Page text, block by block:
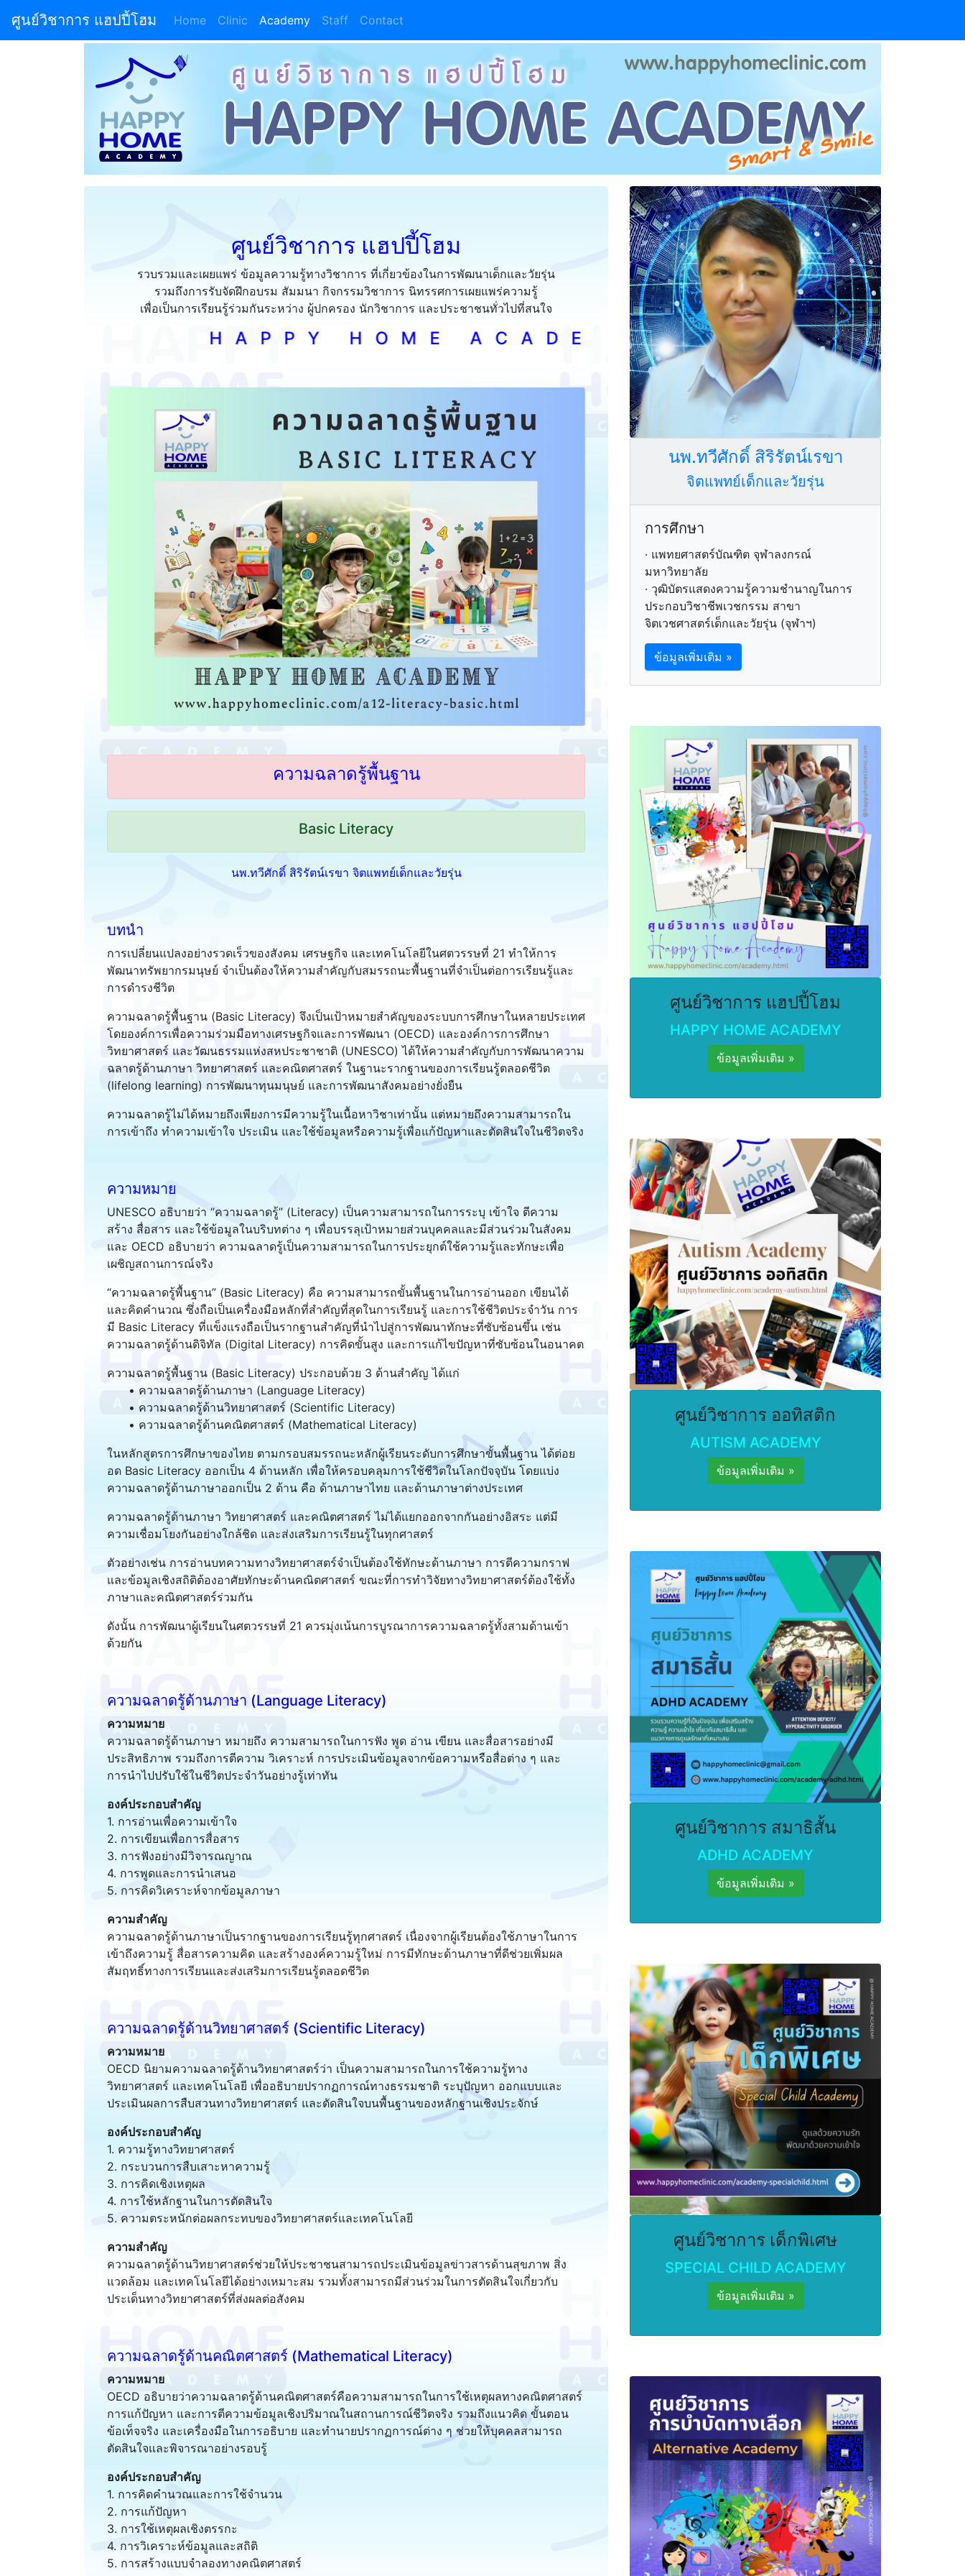
ศูนย์วิชาการ แฮปปี้โฮม Home (current)
Clinic Academy Staff Contact
ศูนย์วิชาการ แฮปปี้โฮม
รวบรวมและเผยแพร่ ข้อมูลความรู้ทางวิชาการ ที่เกี่ยวข้องในการพัฒนาเด็กและวัยรุ่น
รวมถึงการรับจัดฝึกอบรม สัมมนา กิจกรรมวิชาการ นิทรรศการเผยแพร่ความรู้
เพื่อเป็นการเรียนรู้ร่วมกันระหว่าง ผู้ปกครอง นักวิชาการ และประชาชนทั่วไปที่สนใจ
H A P P Y H O M E A C A D E M Y
ความฉลาดรู้พื้นฐาน
Basic Literacy
นพ.ทวีศักดิ์ สิริรัตน์เรขา จิตแพทย์เด็กและวัยรุ่น
บทนำ
การเปลี่ยนแปลงอย่างรวดเร็วของสังคม เศรษฐกิจ และเทคโนโลยีในศตวรรษที่ 21 ทำให้การ
พัฒนาทรัพยากรมนุษย์ จำเป็นต้องให้ความสำคัญกับสมรรถนะพื้นฐานที่จำเป็นต่อการเรียนรู้และ
การดำรงชีวิต
ความฉลาดรู้พื้นฐาน (Basic Literacy) จึงเป็นเป้าหมายสำคัญของระบบการศึกษาในหลายประเทศ
โดยองค์การเพื่อความร่วมมือทางเศรษฐกิจและการพัฒนา (OECD) และองค์การการศึกษา
วิทยาศาสตร์ และวัฒนธรรมแห่งสหประชาชาติ (UNESCO) ได้ให้ความสำคัญกับการพัฒนาความ
ฉลาดรู้ด้านภาษา วิทยาศาสตร์ และคณิตศาสตร์ ในฐานะรากฐานของการเรียนรู้ตลอดชีวิต
(lifelong learning) การพัฒนาทุนมนุษย์ และการพัฒนาสังคมอย่างยั่งยืน
ความฉลาดรู้ไม่ได้หมายถึงเพียงการมีความรู้ในเนื้อหาวิชาเท่านั้น แต่หมายถึงความสามารถใน
การเข้าถึง ทำความเข้าใจ ประเมิน และใช้ข้อมูลหรือความรู้เพื่อแก้ปัญหาและตัดสินใจในชีวิตจริง
ความหมาย
UNESCO อธิบายว่า “ความฉลาดรู้” (Literacy) เป็นความสามารถในการระบุ เข้าใจ ตีความ
สร้าง สื่อสาร และใช้ข้อมูลในบริบทต่าง ๆ เพื่อบรรลุเป้าหมายส่วนบุคคลและมีส่วนร่วมในสังคม
และ OECD อธิบายว่า ความฉลาดรู้เป็นความสามารถในการประยุกต์ใช้ความรู้และทักษะเพื่อ
เผชิญสถานการณ์จริง
“ความฉลาดรู้พื้นฐาน” (Basic Literacy) คือ ความสามารถขั้นพื้นฐานในการอ่านออก เขียนได้
และคิดคำนวณ ซึ่งถือเป็นเครื่องมือหลักที่สำคัญที่สุดในการเรียนรู้ และการใช้ชีวิตประจำวัน การ
มี Basic Literacy ที่แข็งแรงถือเป็นรากฐานสำคัญที่นำไปสู่การพัฒนาทักษะที่ซับซ้อนขึ้น เช่น
ความฉลาดรู้ด้านดิจิทัล (Digital Literacy) การคิดขั้นสูง และการแก้ไขปัญหาที่ซับซ้อนในอนาคต
ความฉลาดรู้พื้นฐาน (Basic Literacy) ประกอบด้วย 3 ด้านสำคัญ ได้แก่
• ความฉลาดรู้ด้านภาษา (Language Literacy)
• ความฉลาดรู้ด้านวิทยาศาสตร์ (Scientific Literacy)
• ความฉลาดรู้ด้านคณิตศาสตร์ (Mathematical Literacy)
ในหลักสูตรการศึกษาของไทย ตามกรอบสมรรถนะหลักผู้เรียนระดับการศึกษาขั้นพื้นฐาน ได้ต่อย
อด Basic Literacy ออกเป็น 4 ด้านหลัก เพื่อให้ครอบคลุมการใช้ชีวิตในโลกปัจจุบัน โดยแบ่ง
ความฉลาดรู้ด้านภาษาออกเป็น 2 ด้าน คือ ด้านภาษาไทย และด้านภาษาต่างประเทศ
ความฉลาดรู้ด้านภาษา วิทยาศาสตร์ และคณิตศาสตร์ ไม่ได้แยกออกจากกันอย่างอิสระ แต่มี
ความเชื่อมโยงกันอย่างใกล้ชิด และส่งเสริมการเรียนรู้ในทุกศาสตร์
ตัวอย่างเช่น การอ่านบทความทางวิทยาศาสตร์จำเป็นต้องใช้ทักษะด้านภาษา การตีความกราฟ
และข้อมูลเชิงสถิติต้องอาศัยทักษะด้านคณิตศาสตร์ ขณะที่การทำวิจัยทางวิทยาศาสตร์ต้องใช้ทั้ง
ภาษาและคณิตศาสตร์ร่วมกัน
ดังนั้น การพัฒนาผู้เรียนในศตวรรษที่ 21 ควรมุ่งเน้นการบูรณาการความฉลาดรู้ทั้งสามด้านเข้า
ด้วยกัน
ความฉลาดรู้ด้านภาษา (Language Literacy)
ความหมาย
ความฉลาดรู้ด้านภาษา หมายถึง ความสามารถในการฟัง พูด อ่าน เขียน และสื่อสารอย่างมี
ประสิทธิภาพ รวมถึงการตีความ วิเคราะห์ การประเมินข้อมูลจากข้อความหรือสื่อต่าง ๆ และ
การนำไปปรับใช้ในชีวิตประจำวันอย่างรู้เท่าทัน
องค์ประกอบสำคัญ
1. การอ่านเพื่อความเข้าใจ
2. การเขียนเพื่อการสื่อสาร
3. การฟังอย่างมีวิจารณญาณ
4. การพูดและการนำเสนอ
5. การคิดวิเคราะห์จากข้อมูลภาษา
ความสำคัญ
ความฉลาดรู้ด้านภาษาเป็นรากฐานของการเรียนรู้ทุกศาสตร์ เนื่องจากผู้เรียนต้องใช้ภาษาในการ
เข้าถึงความรู้ สื่อสารความคิด และสร้างองค์ความรู้ใหม่ การมีทักษะด้านภาษาที่ดีช่วยเพิ่มผล
สัมฤทธิ์ทางการเรียนและส่งเสริมการเรียนรู้ตลอดชีวิต
ความฉลาดรู้ด้านวิทยาศาสตร์ (Scientific Literacy)
ความหมาย
OECD นิยามความฉลาดรู้ด้านวิทยาศาสตร์ว่า เป็นความสามารถในการใช้ความรู้ทาง
วิทยาศาสตร์ และเทคโนโลยี เพื่ออธิบายปรากฏการณ์ทางธรรมชาติ ระบุปัญหา ออกแบบและ
ประเมินผลการสืบสวนทางวิทยาศาสตร์ และตัดสินใจบนพื้นฐานของหลักฐานเชิงประจักษ์
องค์ประกอบสำคัญ
1. ความรู้ทางวิทยาศาสตร์
2. กระบวนการสืบเสาะหาความรู้
3. การคิดเชิงเหตุผล
4. การใช้หลักฐานในการตัดสินใจ
5. ความตระหนักต่อผลกระทบของวิทยาศาสตร์และเทคโนโลยี
ความสำคัญ
ความฉลาดรู้ด้านวิทยาศาสตร์ช่วยให้ประชาชนสามารถประเมินข้อมูลข่าวสารด้านสุขภาพ สิ่ง
แวดล้อม และเทคโนโลยีได้อย่างเหมาะสม รวมทั้งสามารถมีส่วนร่วมในการตัดสินใจเกี่ยวกับ
ประเด็นทางวิทยาศาสตร์ที่ส่งผลต่อสังคม
ความฉลาดรู้ด้านคณิตศาสตร์ (Mathematical Literacy)
ความหมาย
OECD อธิบายว่าความฉลาดรู้ด้านคณิตศาสตร์คือความสามารถในการใช้เหตุผลทางคณิตศาสตร์
การแก้ปัญหา และการตีความข้อมูลเชิงปริมาณในสถานการณ์ชีวิตจริง รวมถึงแนวคิด ขั้นตอน
ข้อเท็จจริง และเครื่องมือในการอธิบาย และทำนายปรากฏการณ์ต่าง ๆ ช่วยให้บุคคลสามารถ
ตัดสินใจและพิจารณาอย่างรอบรู้
องค์ประกอบสำคัญ
1. การคิดคำนวณและการใช้จำนวน
2. การแก้ปัญหา
3. การใช้เหตุผลเชิงตรรกะ
4. การวิเคราะห์ข้อมูลและสถิติ
5. การสร้างแบบจำลองทางคณิตศาสตร์
นพ.ทวีศักดิ์ สิริรัตน์เรขา
จิตแพทย์เด็กและวัยรุ่น
การศึกษา
· แพทยศาสตร์บัณฑิต จุฬาลงกรณ์
มหาวิทยาลัย
· วุฒิบัตรแสดงความรู้ความชำนาญในการ
ประกอบวิชาชีพเวชกรรม สาขา
จิตเวชศาสตร์เด็กและวัยรุ่น (จุฬาฯ)
ข้อมูลเพิ่มเติม »
ศูนย์วิชาการ แฮปปี้โฮม
HAPPY HOME ACADEMY
ข้อมูลเพิ่มเติม »
ศูนย์วิชาการ ออทิสติก
AUTISM ACADEMY
ข้อมูลเพิ่มเติม »
ศูนย์วิชาการ สมาธิสั้น
ADHD ACADEMY
ข้อมูลเพิ่มเติม »
ศูนย์วิชาการ เด็กพิเศษ
SPECIAL CHILD ACADEMY
ข้อมูลเพิ่มเติม »